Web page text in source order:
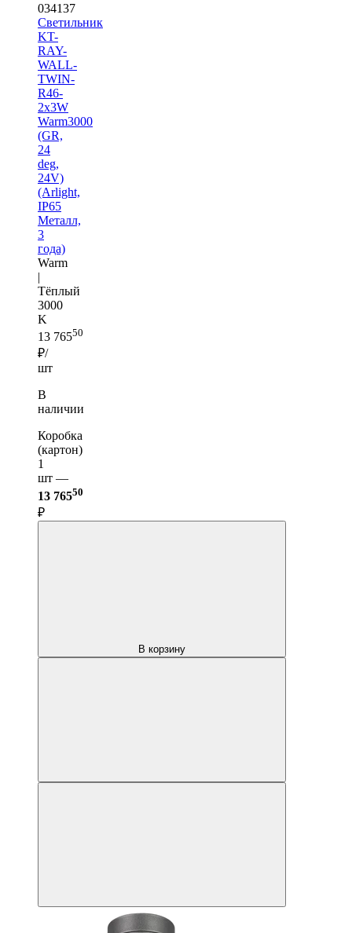
034137
Светильник
KT-
RAY-
WALL-
TWIN-
R46-
2x3W
Warm3000
(GR,
24
deg,
24V)
(Arlight,
IP65
Металл,
3
года)
Warm
|
Тёплый
3000
K
13 76550
₽/
шт
В
наличии
Коробка
(картон)
1
шт —
13 76550
₽
В корзину